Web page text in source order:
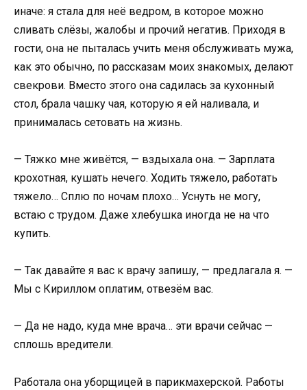
иначе: я стала для неё ведром, в которое можно
сливать слёзы, жалобы и прочий негатив. Приходя в
гости, она не пыталась учить меня обслуживать мужа,
как это обычно, по рассказам моих знакомых, делают
свекрови. Вместо этого она садилась за кухонный
стол, брала чашку чая, которую я ей наливала, и
принималась сетовать на жизнь.
— Тяжко мне живётся, — вздыхала она. — Зарплата
крохотная, кушать нечего. Ходить тяжело, работать
тяжело… Сплю по ночам плохо… Уснуть не могу,
встаю с трудом. Даже хлебушка иногда не на что
купить.
— Так давайте я вас к врачу запишу, — предлагала я. —
Мы с Кириллом оплатим, отвезём вас.
— Да не надо, куда мне врача… эти врачи сейчас —
сплошь вредители.
Работала она уборщицей в парикмахерской. Работы